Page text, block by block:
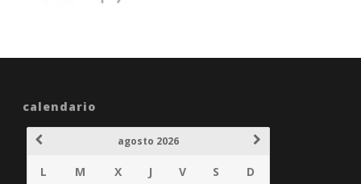
calendario
agosto 2026
L M X J V S D